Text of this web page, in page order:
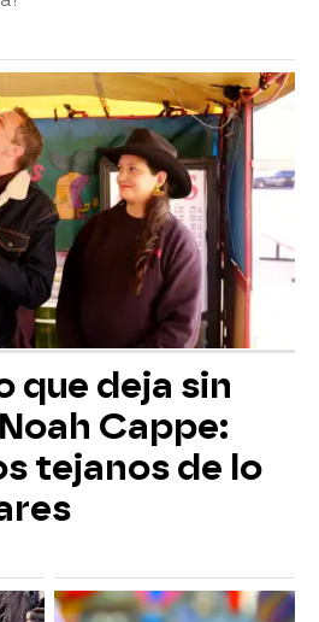
que deja sin
Cappe:
tejanos de lo